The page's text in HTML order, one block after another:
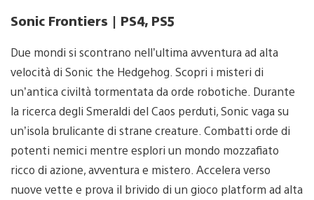
Sonic Frontiers | PS4, PS5
Due mondi si scontrano nell’ultima avventura ad alta
velocità di Sonic the Hedgehog. Scopri i misteri di
un’antica civiltà tormentata da orde robotiche. Durante
la ricerca degli Smeraldi del Caos perduti, Sonic vaga su
un’isola brulicante di strane creature. Combatti orde di
potenti nemici mentre esplori un mondo mozzafiato
ricco di azione, avventura e mistero. Accelera verso
nuove vette e prova il brivido di un gioco platform ad alta